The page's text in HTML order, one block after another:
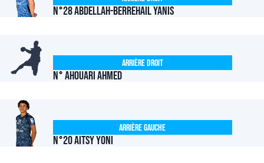
N°28 ABDELLAH-BERREHAIL Yanis
N° AHOUARI Ahmed
Arrière Droit
N°20 AITSY Yoni
Arrière Gauche